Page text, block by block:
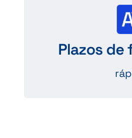
Plazos de
estándar en